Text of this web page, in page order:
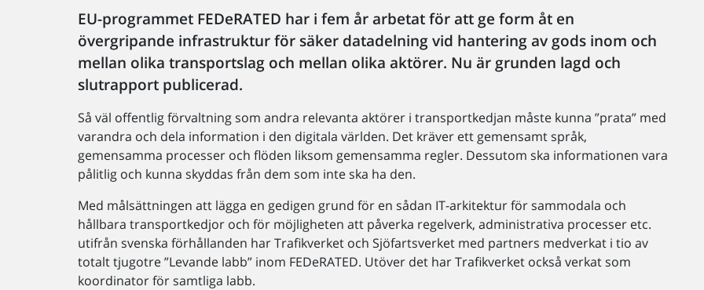
EU-programmet FEDeRATED har i fem år arbetat för att ge form åt en
övergripande infrastruktur för säker datadelning vid hantering av gods inom och
mellan olika transportslag och mellan olika aktörer. Nu är grunden lagd och
slutrapport publicerad.
Så väl offentlig förvaltning som andra relevanta aktörer i transportkedjan måste kunna ”prata” med
varandra och dela information i den digitala världen. Det kräver ett gemensamt språk,
gemensamma processer och flöden liksom gemensamma regler. Dessutom ska informationen vara
pålitlig och kunna skyddas från dem som inte ska ha den.
Med målsättningen att lägga en gedigen grund för en sådan IT-arkitektur för sammodala och
hållbara transportkedjor och för möjligheten att påverka regelverk, administrativa processer etc.
utifrån svenska förhållanden har Trafikverket och Sjöfartsverket med partners medverkat i tio av
totalt tjugotre ”Levande labb” inom FEDeRATED. Utöver det har Trafikverket också verkat som
koordinator för samtliga labb.